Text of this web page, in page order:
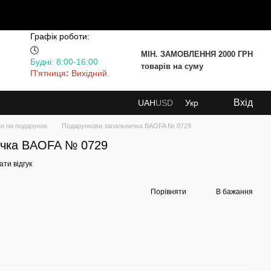
Графік роботи:
🕓
Будні: 8:00-16:00
П'ятниця: Вихідний.
МІН. ЗАМОВЛЕННЯ 2000 ГРН
товарів на суму
UAHUSD Укр Вхід
на подарунок Подарункова запальничка BAOFA № 0729
BAOFA № 0729
відгук
Порівняти В бажання